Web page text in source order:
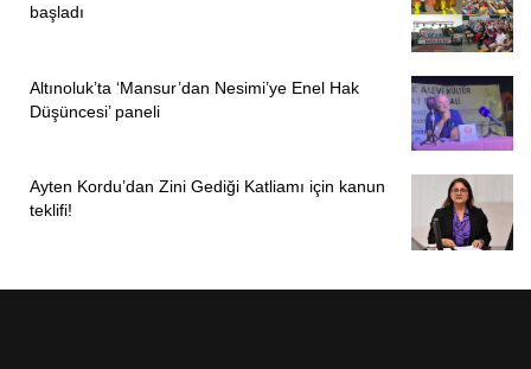
başladı
Altınoluk’ta ‘Mansur’dan Nesimi’ye Enel Hak
Düşüncesi’ paneli
Ayten Kordu’dan Zini Gediği Katliamı için kanun
teklifi!